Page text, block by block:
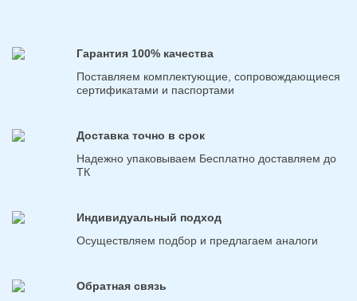
Гарантия 100% качества
Поставляем комплектующие, сопровождающиеся
сертификатами и паспортами
Доставка точно в срок
Надежно упаковываем Бесплатно доставляем до
ТК
Индивидуальный подход
Осуществляем подбор и предлагаем аналоги
Обратная связь